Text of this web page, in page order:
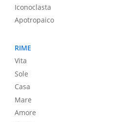
Iconoclasta
Apotropaico
RIME
Vita
Sole
Casa
Mare
Amore